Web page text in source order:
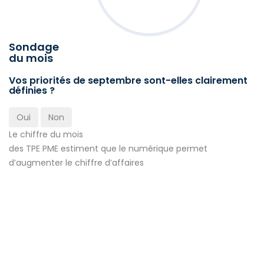
Sondage
du mois
Vos priorités de septembre sont-elles clairement
définies ?
Oui
Non
Le chiffre du mois
des TPE PME estiment que le numérique permet
d’augmenter le chiffre d’affaires